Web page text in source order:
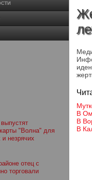
"Волна" для
незрячих
отец с
торговали
В
В
В